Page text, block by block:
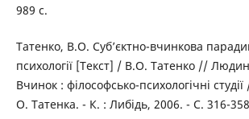
989 с.
Татенко, В.О. Суб’єктно-вчинкова
психології [Текст] / В.О. Татенко //
Вчинок : філософсько-психологічні
О. Татенка. - К. : Либідь, 2006. - С. 316-